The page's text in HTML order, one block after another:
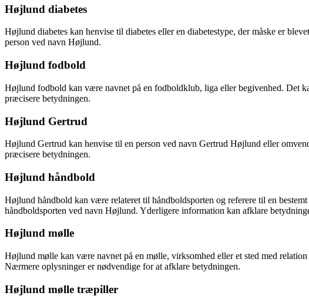
Højlund diabetes
Højlund diabetes kan henvise til diabetes eller en diabetestype, der måske er
person ved navn Højlund.
Højlund fodbold
Højlund fodbold kan være navnet på en fodboldklub, liga eller begivenhed. Det
præcisere betydningen.
Højlund Gertrud
Højlund Gertrud kan henvise til en person ved navn Gertrud Højlund eller
præcisere betydningen.
Højlund håndbold
Højlund håndbold kan være relateret til håndboldsporten og referere til en
håndboldsporten ved navn Højlund. Yderligere information kan afklare
Højlund mølle
Højlund mølle kan være navnet på en mølle, virksomhed eller et sted med
Nærmere oplysninger er nødvendige for at afklare betydningen.
Højlund mølle træpiller